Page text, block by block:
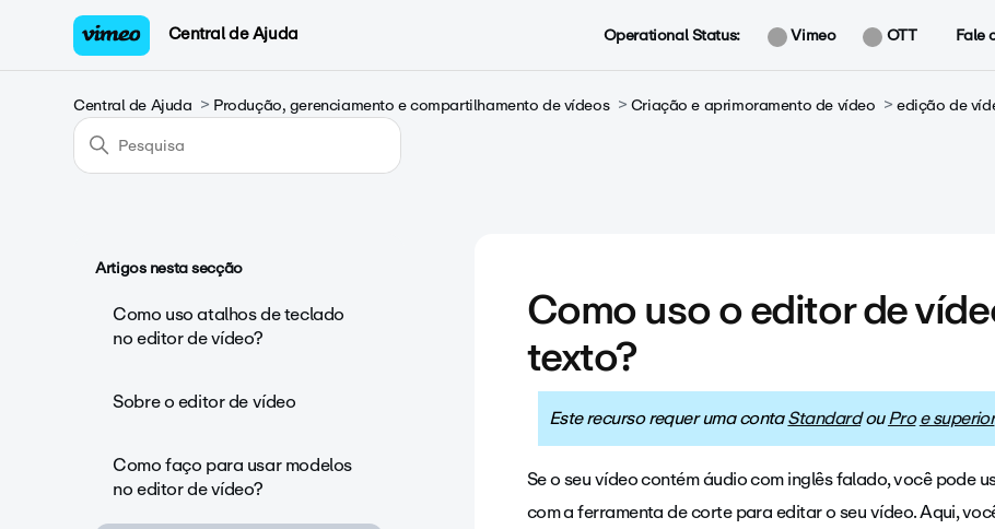
Central de Ajuda Operational Status: Vimeo OTT Fale
Central de Ajuda Produção, gerenciamento e compartilhamento de vídeos Criação e aprimoramento de vídeo edição de
Artigos nesta secção
Como uso atalhos de teclado
no editor de vídeo?
Sobre o editor de vídeo
Como faço para usar modelos
no editor de vídeo?
Como uso o editor de
texto?
Este recurso requer uma contaStandardouProe superior
Se o seu vídeo contém áudio com inglês falado, você pode
com a ferramenta de corte para editar o seu vídeo. Aqui,